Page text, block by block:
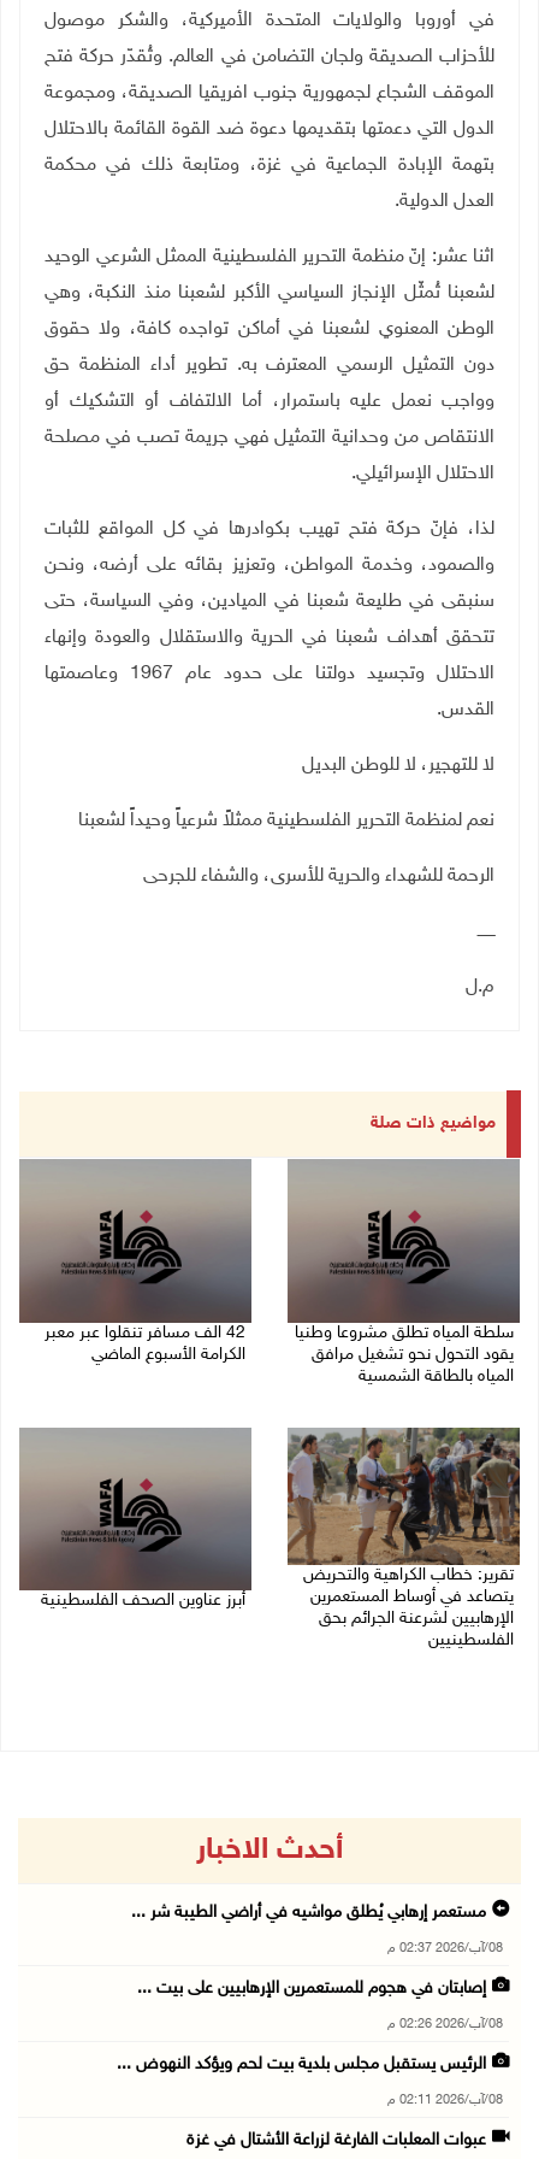
في أوروبا والولايات المتحدة الأميركية، والشكر موصول
للأحزاب الصديقة ولجان التضامن في العالم. وتُقدّر حركة فتح
الموقف الشجاع لجمهورية جنوب افريقيا الصديقة، ومجموعة
الدول التي دعمتها بتقديمها دعوة ضد القوة القائمة بالاحتلال
بتهمة الإبادة الجماعية في غزة، ومتابعة ذلك في محكمة
العدل الدولية.
اثنا عشر: إنّ منظمة التحرير الفلسطينية الممثل الشرعي الوحيد
لشعبنا تُمثّل الإنجاز السياسي الأكبر لشعبنا منذ النكبة، وهي
الوطن المعنوي لشعبنا في أماكن تواجده كافة، ولا حقوق
دون التمثيل الرسمي المعترف به. تطوير أداء المنظمة حق
وواجب نعمل عليه باستمرار، أما الالتفاف أو التشكيك أو
الانتقاص من وحدانية التمثيل فهي جريمة تصب في مصلحة
الاحتلال الإسرائيلي.
لذا، فإنّ حركة فتح تهيب بكوادرها في كل المواقع للثبات
والصمود، وخدمة المواطن، وتعزيز بقائه على أرضه، ونحن
سنبقى في طليعة شعبنا في الميادين، وفي السياسة، حتى
تتحقق أهداف شعبنا في الحرية والاستقلال والعودة وإنهاء
الاحتلال وتجسيد دولتنا على حدود عام 1967 وعاصمتها
القدس.
لا للتهجير، لا للوطن البديل
نعم لمنظمة التحرير الفلسطينية ممثلاً شرعياً وحيداً لشعبنا
الرحمة للشهداء والحرية للأسرى، والشفاء للجرحى
ـــــــ
م.ل
مواضيع ذات صلة
سلطة المياه تطلق مشروعا وطنيا
يقود التحول نحو تشغيل مرافق
المياه بالطاقة الشمسية
42 الف مسافر تنقلوا عبر معبر
الكرامة الأسبوع الماضي
تقرير: خطاب الكراهية والتحريض
يتصاعد في أوساط المستعمرين
الإرهابيين لشرعنة الجرائم بحق
الفلسطينيين
أبرز عناوين الصحف الفلسطينية
أحدث الاخبار
مستعمر إرهابي يُطلق مواشيه في أراضي الطيبة شر ...
08/آب/2026 02:37 م
إصابتان في هجوم للمستعمرين الإرهابيين على بيت ...
08/آب/2026 02:26 م
الرئيس يستقبل مجلس بلدية بيت لحم ويؤكد النهوض ...
08/آب/2026 02:11 م
عبوات المعلبات الفارغة لزراعة الأشتال في غزة